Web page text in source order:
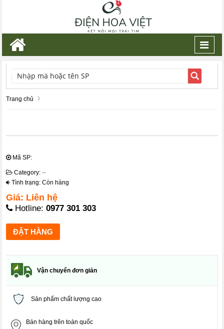
TÌM KIẾM
Trang chủ
Mã SP:
Category:--
Tình trạng: Còn hàng
Giá: Liên hệ
Hotline:0977 301 303
Vận chuyển đơn giản
Sản phẩm chất lượng cao
Bán hàng trên toàn quốc